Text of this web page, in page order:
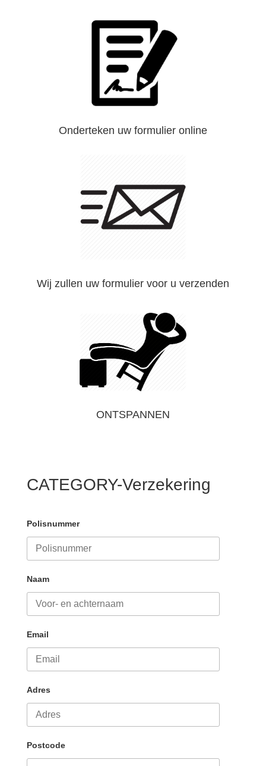
Onderteken uw formulier online
Wij zullen uw formulier voor u verzenden
ONTSPANNEN
CATEGORY-Verzekering
Polisnummer
Naam
Email
Adres
Postcode